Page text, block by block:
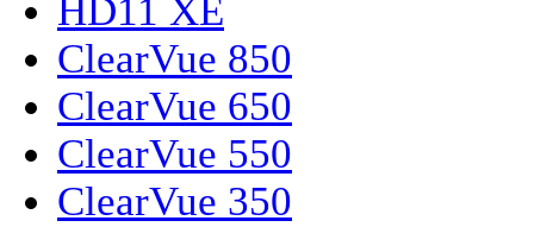
HD11 XE
ClearVue 850
ClearVue 650
ClearVue 550
ClearVue 350